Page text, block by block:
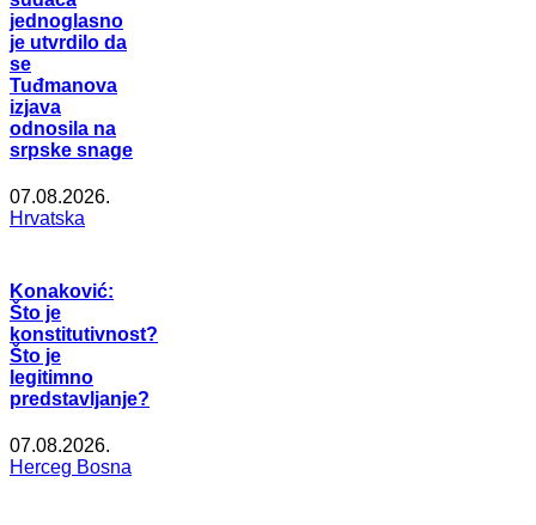
jednoglasno
je utvrdilo da
se
Tuđmanova
izjava
odnosila na
srpske snage
07.08.2026.
Hrvatska
Konaković:
Što je
konstitutivnost?
Što je
legitimno
predstavljanje?
07.08.2026.
Herceg Bosna